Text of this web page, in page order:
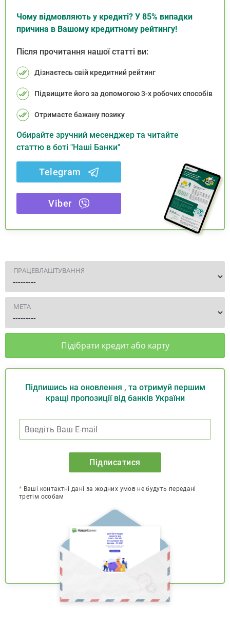
Чому відмовляють у кредиті? У 85% випадки
причина в Вашому кредитному рейтингу!
Після прочитання нашої статті ви:
Дізнаєтесь свій кредитний рейтинг
Підвищите його за допомогою 3-х робочих способів
Отримаєте бажану позику
Обирайте зручний месенджер та читайте
статтю в боті "Наші Банки"
Telegram
Viber
ПРАЦЕВЛАШТУВАННЯ
МЕТА
Підібрати кредит або карту
Підпишись на оновлення , та отримуй першим
кращі пропозиції від банків України
Підписатися
* Ваші контактні дані за жодних умов не будуть передані
третім особам